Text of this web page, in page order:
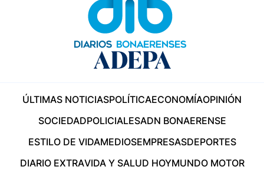
ÚLTIMAS NOTICIASPOLÍTICAECONOMÍAOPINIÓN
SOCIEDADPOLICIALESADN BONAERENSE
ESTILO DE VIDAMEDIOSEMPRESASDEPORTES
DIARIO EXTRAVIDA Y SALUD HOYMUNDO MOTOR